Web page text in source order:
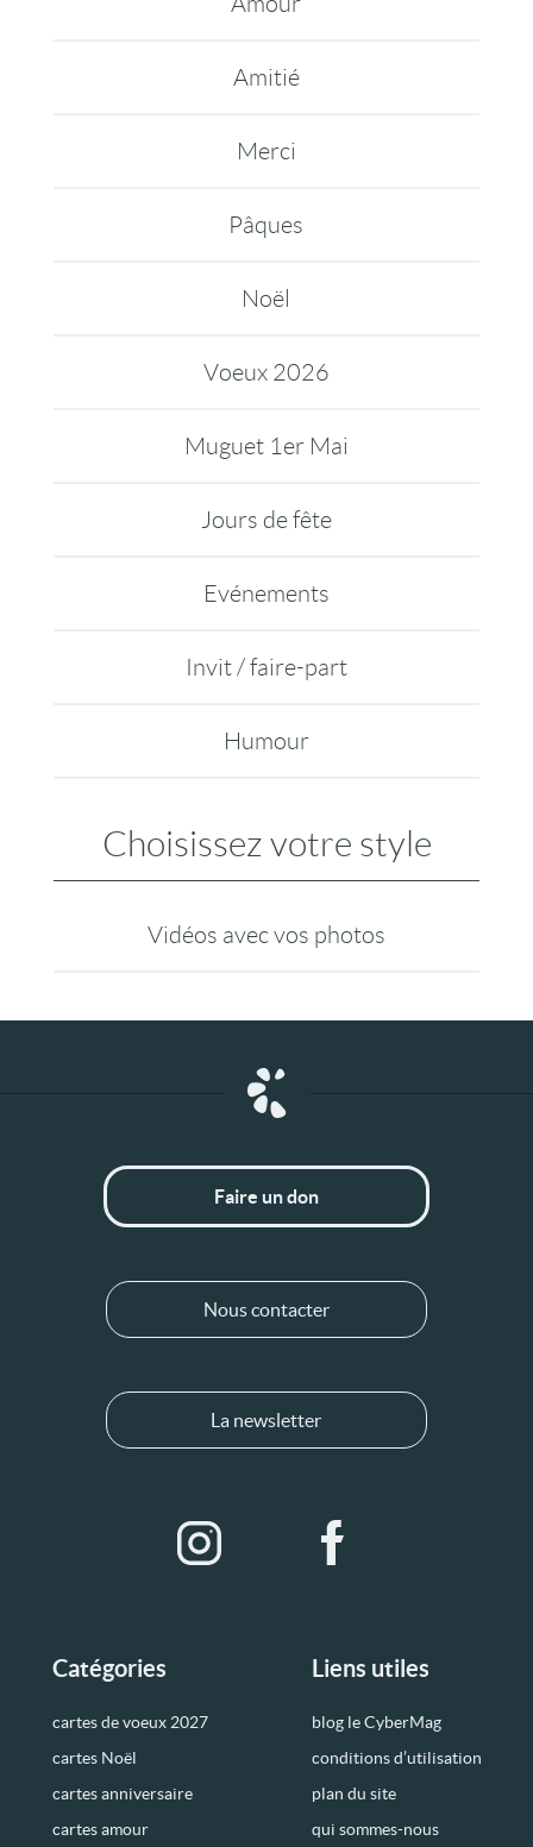
Amitié
Merci
Pâques
Noël
Voeux 2026
Muguet 1er Mai
Jours de fête
Evénements
Invit / faire-part
Humour
Choisissez votre style
Vidéos avec vos photos
Catégories
cartes de voeux 2027
cartes Noël
cartes anniversaire
cartes amour
Liens utiles
blog le CyberMag
conditions d’utilisation
plan du site
qui sommes-nous
Faire un don
Nous contacter
La newsletter